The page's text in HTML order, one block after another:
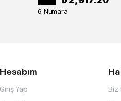
6 Numara
Hesabım
Giriş Yap
Biz